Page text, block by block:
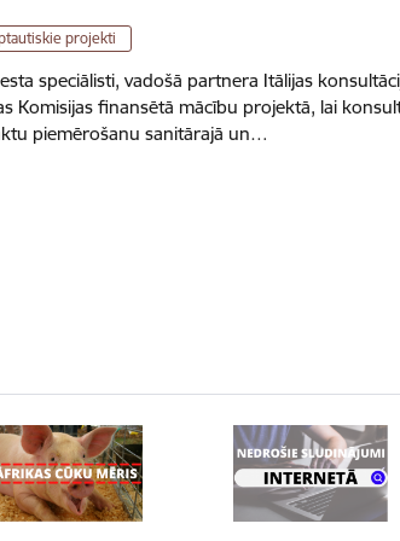
projekti
speciālisti, vadošā partnera Itālijas
Komisijas finansētā mācību projektā, lai
piemērošanu sanitārajā un…